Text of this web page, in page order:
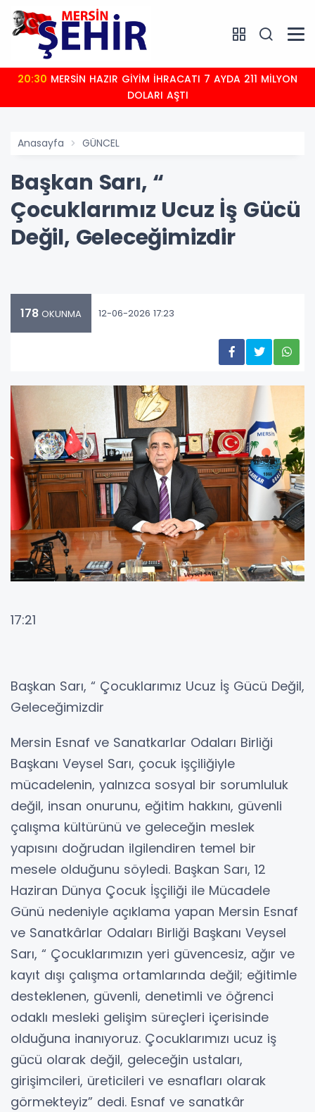
20:30
DOLARI AŞTI
Anasayfa GÜNCEL
Başkan Sarı, “
Çocuklarımız Ucuz İş Gücü
Değil, Geleceğimizdir
178 OKUNMA 12-06-2026 17:23
17:21
Başkan Sarı, “ Çocuklarımız Ucuz İş Gücü Değil,
Geleceğimizdir
Mersin Esnaf ve Sanatkarlar Odaları Birliği
Başkanı Veysel Sarı, çocuk işçiliğiyle
mücadelenin, yalnızca sosyal bir sorumluluk
değil, insan onurunu, eğitim hakkını, güvenli
çalışma kültürünü ve geleceğin meslek
yapısını doğrudan ilgilendiren temel bir
mesele olduğunu söyledi. Başkan Sarı, 12
Haziran Dünya Çocuk İşçiliği ile Mücadele
Günü nedeniyle açıklama yapan Mersin Esnaf
ve Sanatkârlar Odaları Birliği Başkanı Veysel
Sarı, “ Çocuklarımızın yeri güvencesiz, ağır ve
kayıt dışı çalışma ortamlarında değil; eğitimle
desteklenen, güvenli, denetimli ve öğrenci
odaklı mesleki gelişim süreçleri içerisinde
olduğuna inanıyoruz. Çocuklarımızı ucuz iş
gücü olarak değil, geleceğin ustaları,
girişimcileri, üreticileri ve esnafları olarak
görmekteyiz” dedi. Esnaf ve sanatkâr